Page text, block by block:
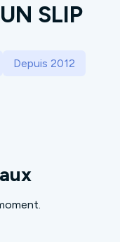
SLIP
Depuis 2012